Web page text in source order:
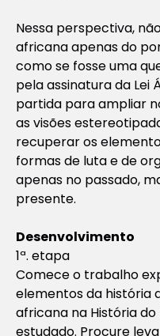
Nessa perspectiva,
africana apenas do
como se fosse uma
pela assinatura da Lei
partida para ampliar
as visões
recuperar os
formas de luta e de
apenas no passado,
presente.
Desenvolvimento
1ª. etapa
Comece o trabalho
elementos da história
africana na História
estudado. Procure